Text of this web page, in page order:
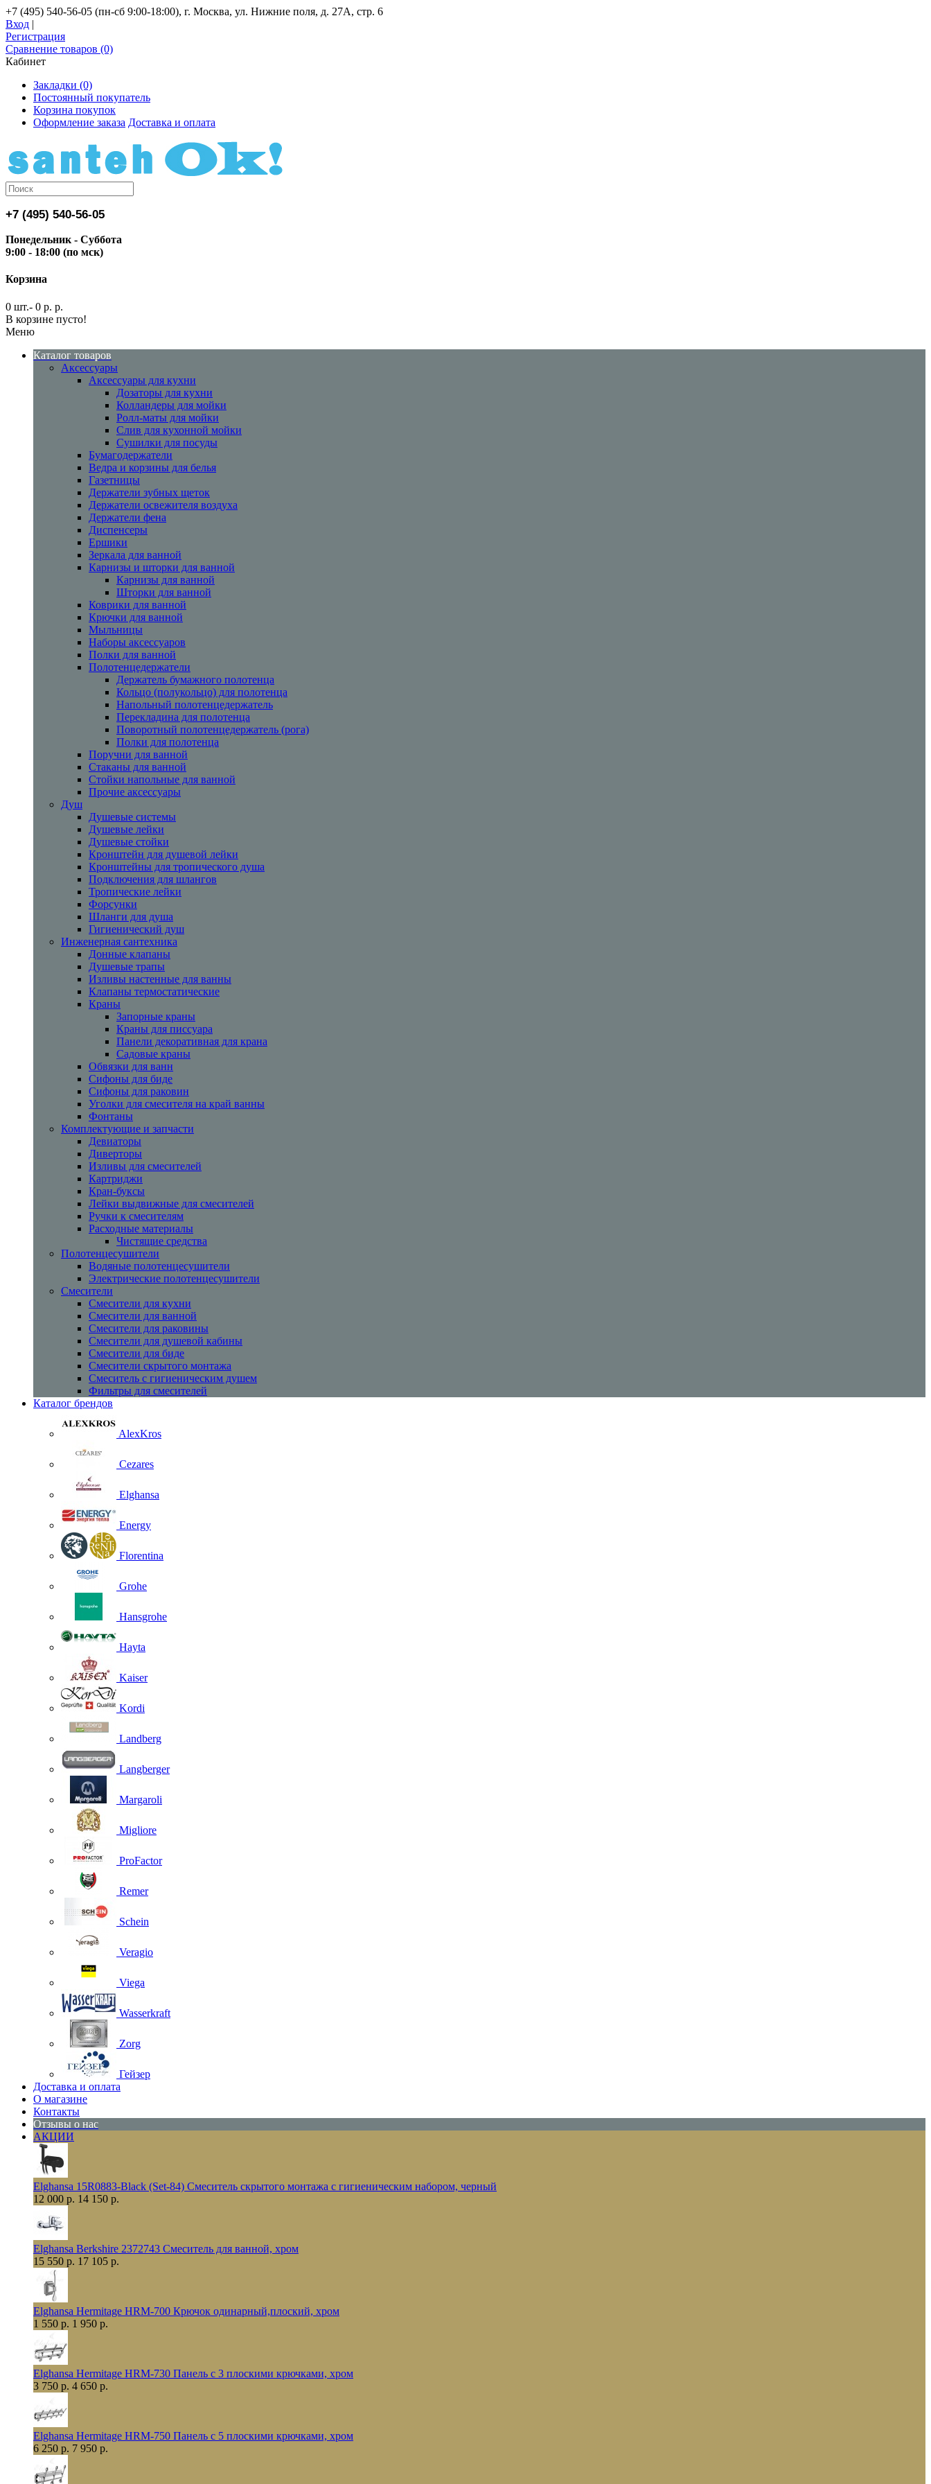
+7 (495) 540-56-05 (пн-сб 9:00-18:00), г. Москва, ул. Нижние поля, д. 27А, стр. 6
Вход |
Регистрация
Сравнение товаров (0)
Кабинет
Закладки (0)
Постоянный покупатель
Корзина покупок
Оформление заказа Доставка и оплата
+7 (495) 540-56-05
Понедельник - Суббота
9:00 - 18:00 (по мск)
Корзина
0 шт.- 0 р. р.
В корзине пусто!
Меню
Каталог товаров
Аксессуары
Аксессуары для кухни
Дозаторы для кухни
Колландеры для мойки
Ролл-маты для мойки
Слив для кухонной мойки
Сушилки для посуды
Бумагодержатели
Ведра и корзины для белья
Газетницы
Держатели зубных щеток
Держатели освежителя воздуха
Держатели фена
Диспенсеры
Ершики
Зеркала для ванной
Карнизы и шторки для ванной
Карнизы для ванной
Шторки для ванной
Коврики для ванной
Крючки для ванной
Мыльницы
Наборы аксессуаров
Полки для ванной
Полотенцедержатели
Держатель бумажного полотенца
Кольцо (полукольцо) для полотенца
Напольный полотенцедержатель
Перекладина для полотенца
Поворотный полотенцедержатель (рога)
Полки для полотенца
Поручни для ванной
Стаканы для ванной
Стойки напольные для ванной
Прочие аксессуары
Душ
Душевые системы
Душевые лейки
Душевые стойки
Кронштейн для душевой лейки
Кронштейны для тропического душа
Подключения для шлангов
Тропические лейки
Форсунки
Шланги для душа
Гигиенический душ
Инженерная сантехника
Донные клапаны
Душевые трапы
Изливы настенные для ванны
Клапаны термостатические
Краны
Запорные краны
Краны для писсуара
Панели декоративная для крана
Садовые краны
Обвязки для ванн
Сифоны для биде
Сифоны для раковин
Уголки для смесителя на край ванны
Фонтаны
Комплектующие и запчасти
Девиаторы
Диверторы
Изливы для смесителей
Картриджи
Кран-буксы
Лейки выдвижные для смесителей
Ручки к смесителям
Расходные материалы
Чистящие средства
Полотенцесушители
Водяные полотенцесушители
Электрические полотенцесушители
Смесители
Смесители для кухни
Смесители для ванной
Смесители для раковины
Смесители для душевой кабины
Смесители для биде
Смесители скрытого монтажа
Смеситель с гигиеническим душем
Фильтры для смесителей
Каталог брендов
AlexKros
Cezares
Elghansa
Energy
Florentina
Grohe
Hansgrohe
Hayta
Kaiser
Kordi
Landberg
Langberger
Margaroli
Migliore
ProFactor
Remer
Schein
Veragio
Viega
Wasserkraft
Zorg
Гейзер
Доставка и оплата
О магазине
Контакты
Отзывы о нас
АКЦИИ
Elghansa 15R0883-Black (Set-84) Смеситель скрытого монтажа с гигиеническим набором, черный
12 000 р. 14 150 р.
Elghansa Berkshire 2372743 Смеситель для ванной, хром
15 550 р. 17 105 р.
Elghansa Hermitage HRM-700 Крючок одинарный,плоский, хром
1 550 р. 1 950 р.
Elghansa Hermitage HRM-730 Панель с 3 плоскими крючками, хром
3 750 р. 4 650 р.
Elghansa Hermitage HRM-750 Панель с 5 плоскими крючками, хром
6 250 р. 7 950 р.